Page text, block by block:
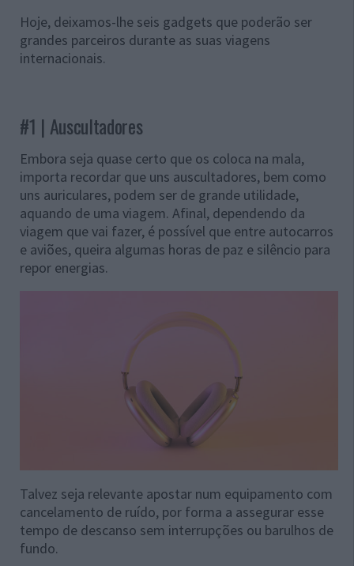
Hoje, deixamos-lhe seis gadgets que poderão ser
grandes parceiros durante as suas viagens
internacionais.
#1 | Auscultadores
Embora seja quase certo que os coloca na mala,
importa recordar que uns auscultadores, bem como
uns auriculares, podem ser de grande utilidade,
aquando de uma viagem. Afinal, dependendo da
viagem que vai fazer, é possível que entre autocarros
e aviões, queira algumas horas de paz e silêncio para
repor energias.
Talvez seja relevante apostar num equipamento com
cancelamento de ruído, por forma a assegurar esse
tempo de descanso sem interrupções ou barulhos de
fundo.